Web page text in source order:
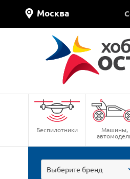
Москва
Беспилотники Машины,
Выберите бренд